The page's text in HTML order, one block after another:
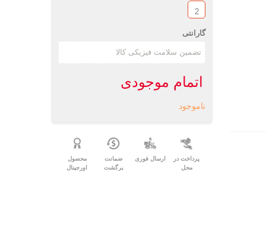
2
گارانتی
اتمام موجودی
ناموجود
پرداخت در
محل
ارسال فوری
ضمانت
برگشت
محصول
اورجینال